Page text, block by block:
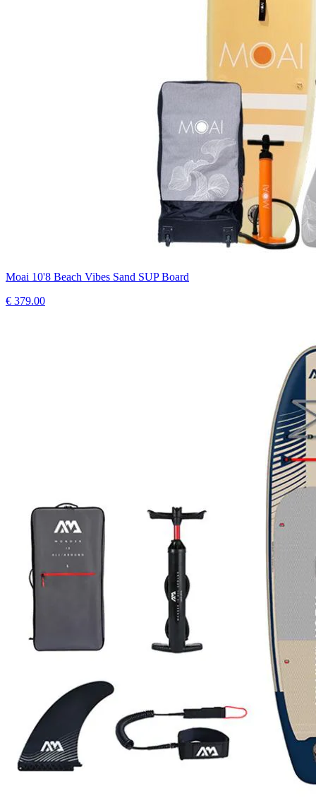
Moai 10'8 Beach Vibes Sand SUP Board
€ 379.00